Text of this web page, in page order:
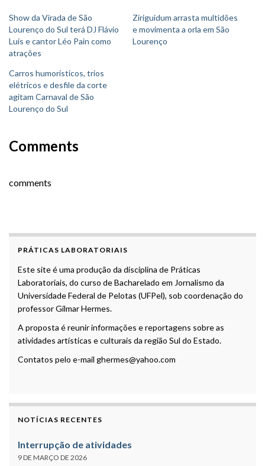
Show da Virada de São
Lourenço do Sul terá DJ Flávio
Luis e cantor Léo Pain como
atrações
Ziriguidum arrasta multidões
e movimenta a orla em São
Lourenço
Carros humorísticos, trios
elétricos e desfile da corte
agitam Carnaval de São
Lourenço do Sul
Comments
comments
PRÁTICAS LABORATORIAIS
Este site é uma produção da disciplina de Práticas
Laboratoriais, do curso de Bacharelado em Jornalismo da
Universidade Federal de Pelotas (UFPel), sob coordenação do
professor Gilmar Hermes.
A proposta é reunir informações e reportagens sobre as
atividades artísticas e culturais da região Sul do Estado.
Contatos pelo e-mail ghermes@yahoo.com
NOTÍCIAS RECENTES
Interrupção de atividades
9 DE MARÇO DE 2026